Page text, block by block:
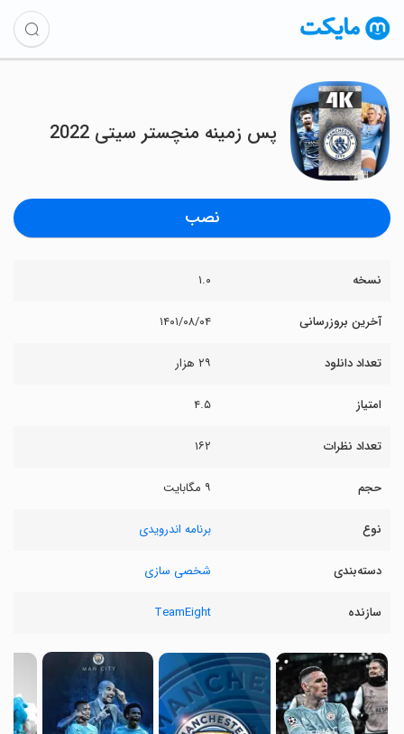
پس زمینه منچستر سیتی 2022
نصب
نسخه ۱.۰
آخرین بروزرسانی ۱۴۰۱/۰۸/۰۴
تعداد دانلود ۲۹ هزار
امتیاز ۴.۵
تعداد نظرات ۱۶۲
حجم ۹ مگابایت
نوع برنامه اندرویدی
دسته‌بندی شخصی سازی
سازنده TeamEight